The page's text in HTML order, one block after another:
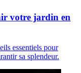
votre jardin en
essentiels pour
sa splendeur.